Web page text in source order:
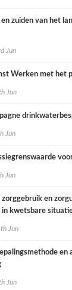
en zuiden van het
Jun
Werken met het
Jun
Jun
Jun
zorggebruik en
in kwetsbare
Jun
en
Jun